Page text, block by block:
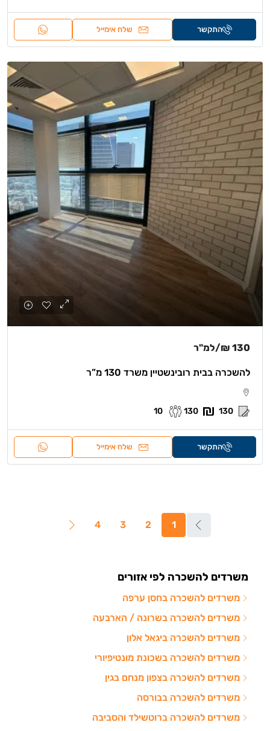
התקשר שלח אימייל
130 ₪ /למ"ר
להשכרה בבית רובינשטיין משרד 130 מ”ר
130
130
10
התקשר שלח אימייל
1
2
3
4
משרדים להשכרה לפי אזורים
משרדים להשכרה בחסן ערפה
משרדים להשכרה בשרונה / הארבעה
משרדים להשכרה ביגאל אלון
משרדים להשכרה בשכונת מונטיפיורי
משרדים להשכרה בצפון מנחם בגין
משרדים להשכרה בבורסה
משרדים להשכרה ברוטשילד והסביבה